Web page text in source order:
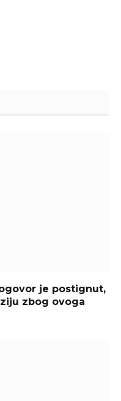
je postignut,
zbog ovoga